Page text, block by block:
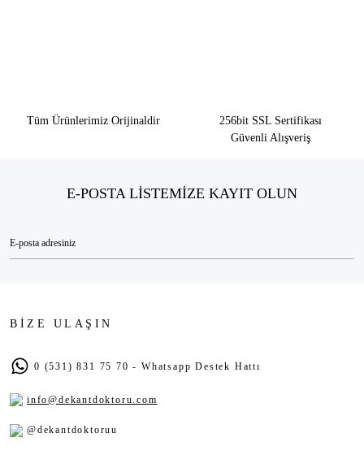
Tüm Ürünlerimiz Orijinaldir
256bit SSL Sertifikası
Güvenli Alışveriş
E-POSTA LİSTEMİZE KAYIT OLUN
BİZE ULAŞIN
0 (531) 831 75 70 - Whatsapp Destek Hattı
info@dekantdoktoru.com
@dekantdoktoruu